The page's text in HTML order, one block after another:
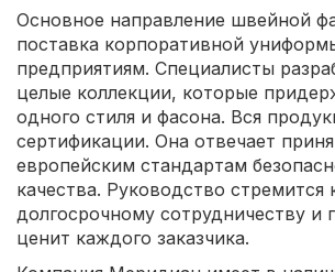
Основное направление швейной
поставка корпоративной
предприятиям. Специалисты
целые коллекции, которые
одного стиля и фасона. Вся
сертификации. Она отвечает
европейским стандартам
качества. Руководство стремится
долгосрочному сотрудничеству и
ценит каждого заказчика.